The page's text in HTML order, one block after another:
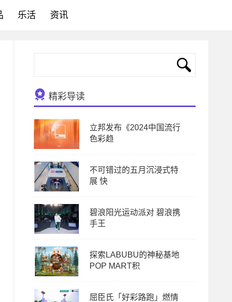
乐活 资讯
精彩导读
立邦发布《2024中国流行
色彩趋
不可错过的五月沉浸式特
展 快
碧浪阳光运动派对 碧浪携
手王
探索LABUBU的神秘基地
POP MART积
屈臣氏「好彩路跑」燃情